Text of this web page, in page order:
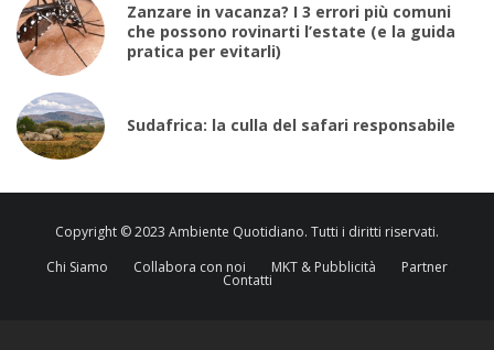
Zanzare in vacanza? I 3 errori più comuni
che possono rovinarti l’estate (e la guida
pratica per evitarli)
Sudafrica: la culla del safari responsabile
Copyright © 2023 Ambiente Quotidiano. Tutti i diritti riservati.
Chi Siamo
Collabora con noi MKT & Pubblicità Partner
Contatti